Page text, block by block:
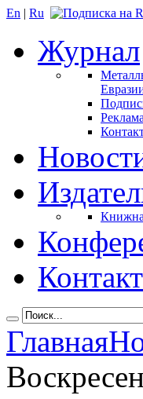
En | Ru
Журнал
Реклама
Главная